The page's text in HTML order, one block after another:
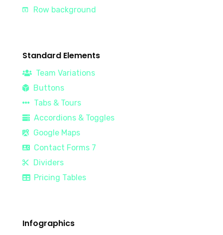
Row background
Standard Elements
Team Variations
Buttons
Tabs & Tours
Accordions & Toggles
Google Maps
Contact Forms 7
Dividers
Pricing Tables
Infographics